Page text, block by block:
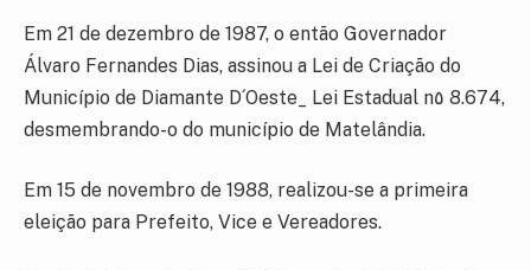
Em 21 de dezembro de 1987, o então Governador
Álvaro Fernandes Dias, assinou a Lei de Criação do
Município de Diamante D´Oeste_ Lei Estadual n٥ 8.674,
desmembrando-o do município de Matelândia.
Em 15 de novembro de 1988, realizou-se a primeira
eleição para Prefeito, Vice e Vereadores.